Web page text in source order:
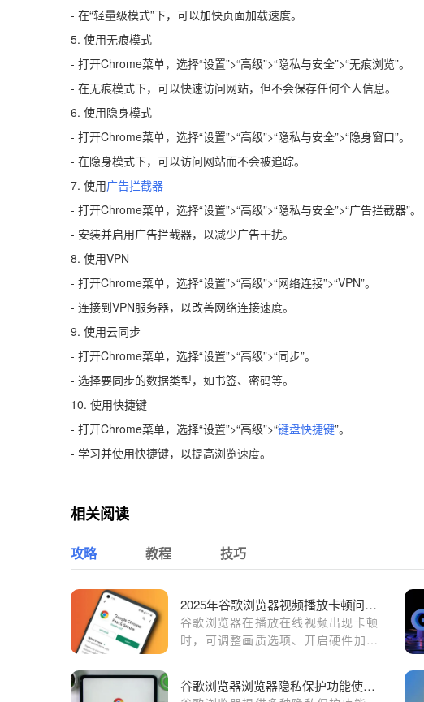
- 在“轻量级模式”下，可以加快页面加载速度。
5. 使用无痕模式
- 打开Chrome菜单，选择“设置”>“高级”>“隐私与安全”>“无痕浏览”。
- 在无痕模式下，可以快速访问网站，但不会保存任何个人信息。
6. 使用隐身模式
- 打开Chrome菜单，选择“设置”>“高级”>“隐私与安全”>“隐身窗口”。
- 在隐身模式下，可以访问网站而不会被追踪。
7. 使用广告拦截器
- 打开Chrome菜单，选择“设置”>“高级”>“隐私与安全”>“广告拦截器”。
- 安装并启用广告拦截器，以减少广告干扰。
8. 使用VPN
- 打开Chrome菜单，选择“设置”>“高级”>“网络连接”>“VPN”。
- 连接到VPN服务器，以改善网络连接速度。
9. 使用云同步
- 打开Chrome菜单，选择“设置”>“高级”>“同步”。
- 选择要同步的数据类型，如书签、密码等。
10. 使用快捷键
- 打开Chrome菜单，选择“设置”>“高级”>“键盘快捷键”。
- 学习并使用快捷键，以提高浏览速度。
相关阅读
攻略 教程 技巧
2025年谷歌浏览器视频播放卡顿问题的排查与修复
谷歌浏览器在播放在线视频出现卡顿
时，可调整画质选项、开启硬件加速
谷歌浏览器浏览器隐私保护功能使用教程